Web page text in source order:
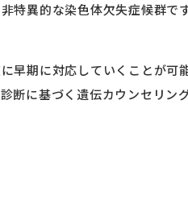
特異的な染色体欠失症候群です
早期に対応していくことが可
に基づく遺伝カウンセリン